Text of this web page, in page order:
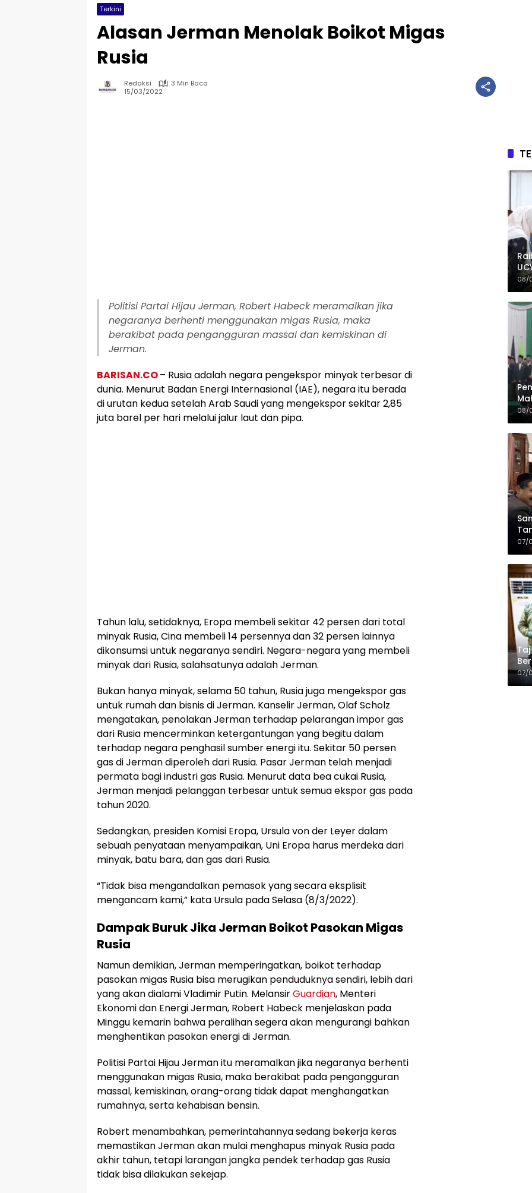
Terkini
Alasan Jerman Menolak Boikot Migas
Rusia
Redaksi
3 Min Baca
15/03/2022
Politisi Partai Hijau Jerman, Robert Habeck meramalkan jika
negaranya berhenti menggunakan migas Rusia, maka
berakibat pada pengangguran massal dan kemiskinan di
Jerman.
BARISAN.CO– Rusia adalah negara pengekspor minyak terbesar di
dunia. Menurut Badan Energi Internasional (IAE), negara itu berada
di urutan kedua setelah Arab Saudi yang mengekspor sekitar 2,85
juta barel per hari melalui jalur laut dan pipa.
Tahun lalu, setidaknya, Eropa membeli sekitar 42 persen dari total
minyak Rusia, Cina membeli 14 persennya dan 32 persen lainnya
dikonsumsi untuk negaranya sendiri. Negara-negara yang membeli
minyak dari Rusia, salahsatunya adalah Jerman.
Bukan hanya minyak, selama 50 tahun, Rusia juga mengekspor gas
untuk rumah dan bisnis di Jerman. Kanselir Jerman, Olaf Scholz
mengatakan, penolakan Jerman terhadap pelarangan impor gas
dari Rusia mencerminkan ketergantungan yang begitu dalam
terhadap negara penghasil sumber energi itu. Sekitar 50 persen
gas di Jerman diperoleh dari Rusia. Pasar Jerman telah menjadi
permata bagi industri gas Rusia. Menurut data bea cukai Rusia,
Jerman menjadi pelanggan terbesar untuk semua ekspor gas pada
tahun 2020.
Sedangkan, presiden Komisi Eropa, Ursula von der Leyer dalam
sebuah penyataan menyampaikan, Uni Eropa harus merdeka dari
minyak, batu bara, dan gas dari Rusia.
“Tidak bisa mengandalkan pemasok yang secara eksplisit
mengancam kami,” kata Ursula pada Selasa (8/3/2022).
Dampak Buruk Jika Jerman Boikot Pasokan Migas
Rusia
Namun demikian, Jerman memperingatkan, boikot terhadap
pasokan migas Rusia bisa merugikan penduduknya sendiri, lebih dari
yang akan dialami Vladimir Putin. MelansirGuardian, Menteri
Ekonomi dan Energi Jerman, Robert Habeck menjelaskan pada
Minggu kemarin bahwa peralihan segera akan mengurangi bahkan
menghentikan pasokan energi di Jerman.
Politisi Partai Hijau Jerman itu meramalkan jika negaranya berhenti
menggunakan migas Rusia, maka berakibat pada pengangguran
massal, kemiskinan, orang-orang tidak dapat menghangatkan
rumahnya, serta kehabisan bensin.
Robert menambahkan, pemerintahannya sedang bekerja keras
memastikan Jerman akan mulai menghapus minyak Rusia pada
akhir tahun, tetapi larangan jangka pendek terhadap gas Rusia
tidak bisa dilakukan sekejap.
08/
08/
07/
07/